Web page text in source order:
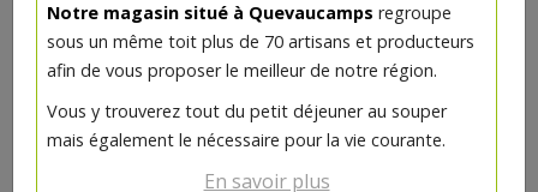
Notre magasin situé à Quevaucamps regroupe
sous un même toit plus de 70 artisans et producteurs
afin de vous proposer le meilleur de notre région.
Vous y trouverez tout du petit déjeuner au souper
mais également le nécessaire pour la vie courante.
En savoir plus
Fond de teint Clair bio 30ml
Ce produit est indisponible pour le moment.